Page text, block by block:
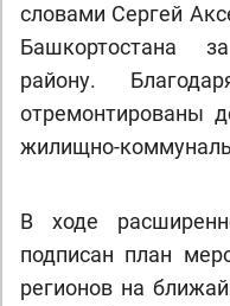
словами Сергей
Башкортостана
району.
отремонтированы
жилищно-
В ходе
подписан план
регионов на